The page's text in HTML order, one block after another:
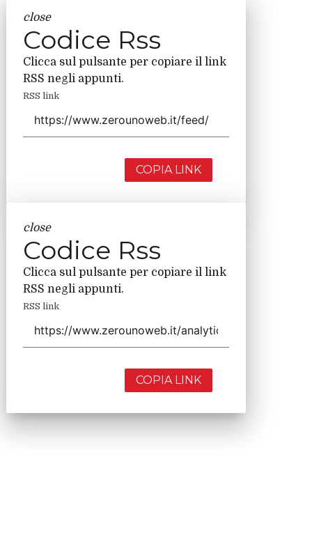
close
Codice Rss
Clicca sul pulsante per copiare il link
RSS negli appunti.
RSS link
COPIA LINK
close
Codice Rss
Clicca sul pulsante per copiare il link
RSS negli appunti.
RSS link
COPIA LINK